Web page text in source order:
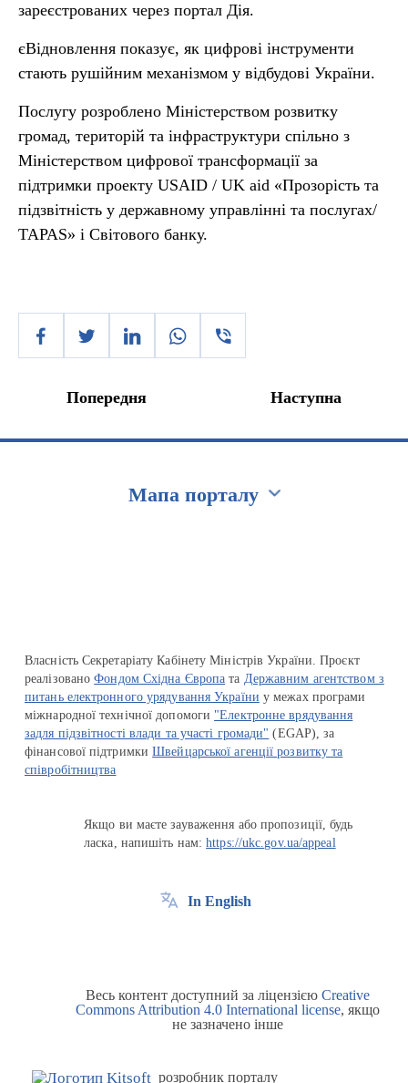
зареєстрованих через портал Дія.
єВідновлення показує, як цифрові інструменти
стають рушійним механізмом у відбудові України.
Послугу розроблено Міністерством розвитку
громад, територій та інфраструктури спільно з
Міністерством цифрової трансформації за
підтримки проекту USAID / UK aid «Прозорість та
підзвітність у державному управлінні та послугах/
TAPAS» і Світового банку.
Попередня Наступна
Мапа порталу
Власність Секретаріату Кабінету Міністрів України. Проєкт
реалізованоФондом Східна Європа та Державним агентством з
питань електронного урядування України у межах програми
міжнародної технічної допомоги "Електронне врядування
задля підзвітності влади та участі громади" (EGAP), за
фінансової підтримкиШвейцарської агенції розвитку та
співробітництва
Якщо ви маєте зауваження або пропозиції, будь
ласка, напишіть нам:https://ukc.gov.ua/appeal
In English
Весь контент доступний за ліцензією Creative
Commons Attribution 4.0 International license, якщо
не зазначено інше
розробник порталу